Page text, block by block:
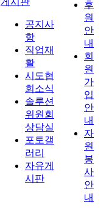
공지사
항
직업재
활
시도협
회소식
솔루션
위원회
상담실
포토갤
러리
자유게
시판
후
원
안
내
회
원
가
입
안
내
자
원
봉
사
안
내